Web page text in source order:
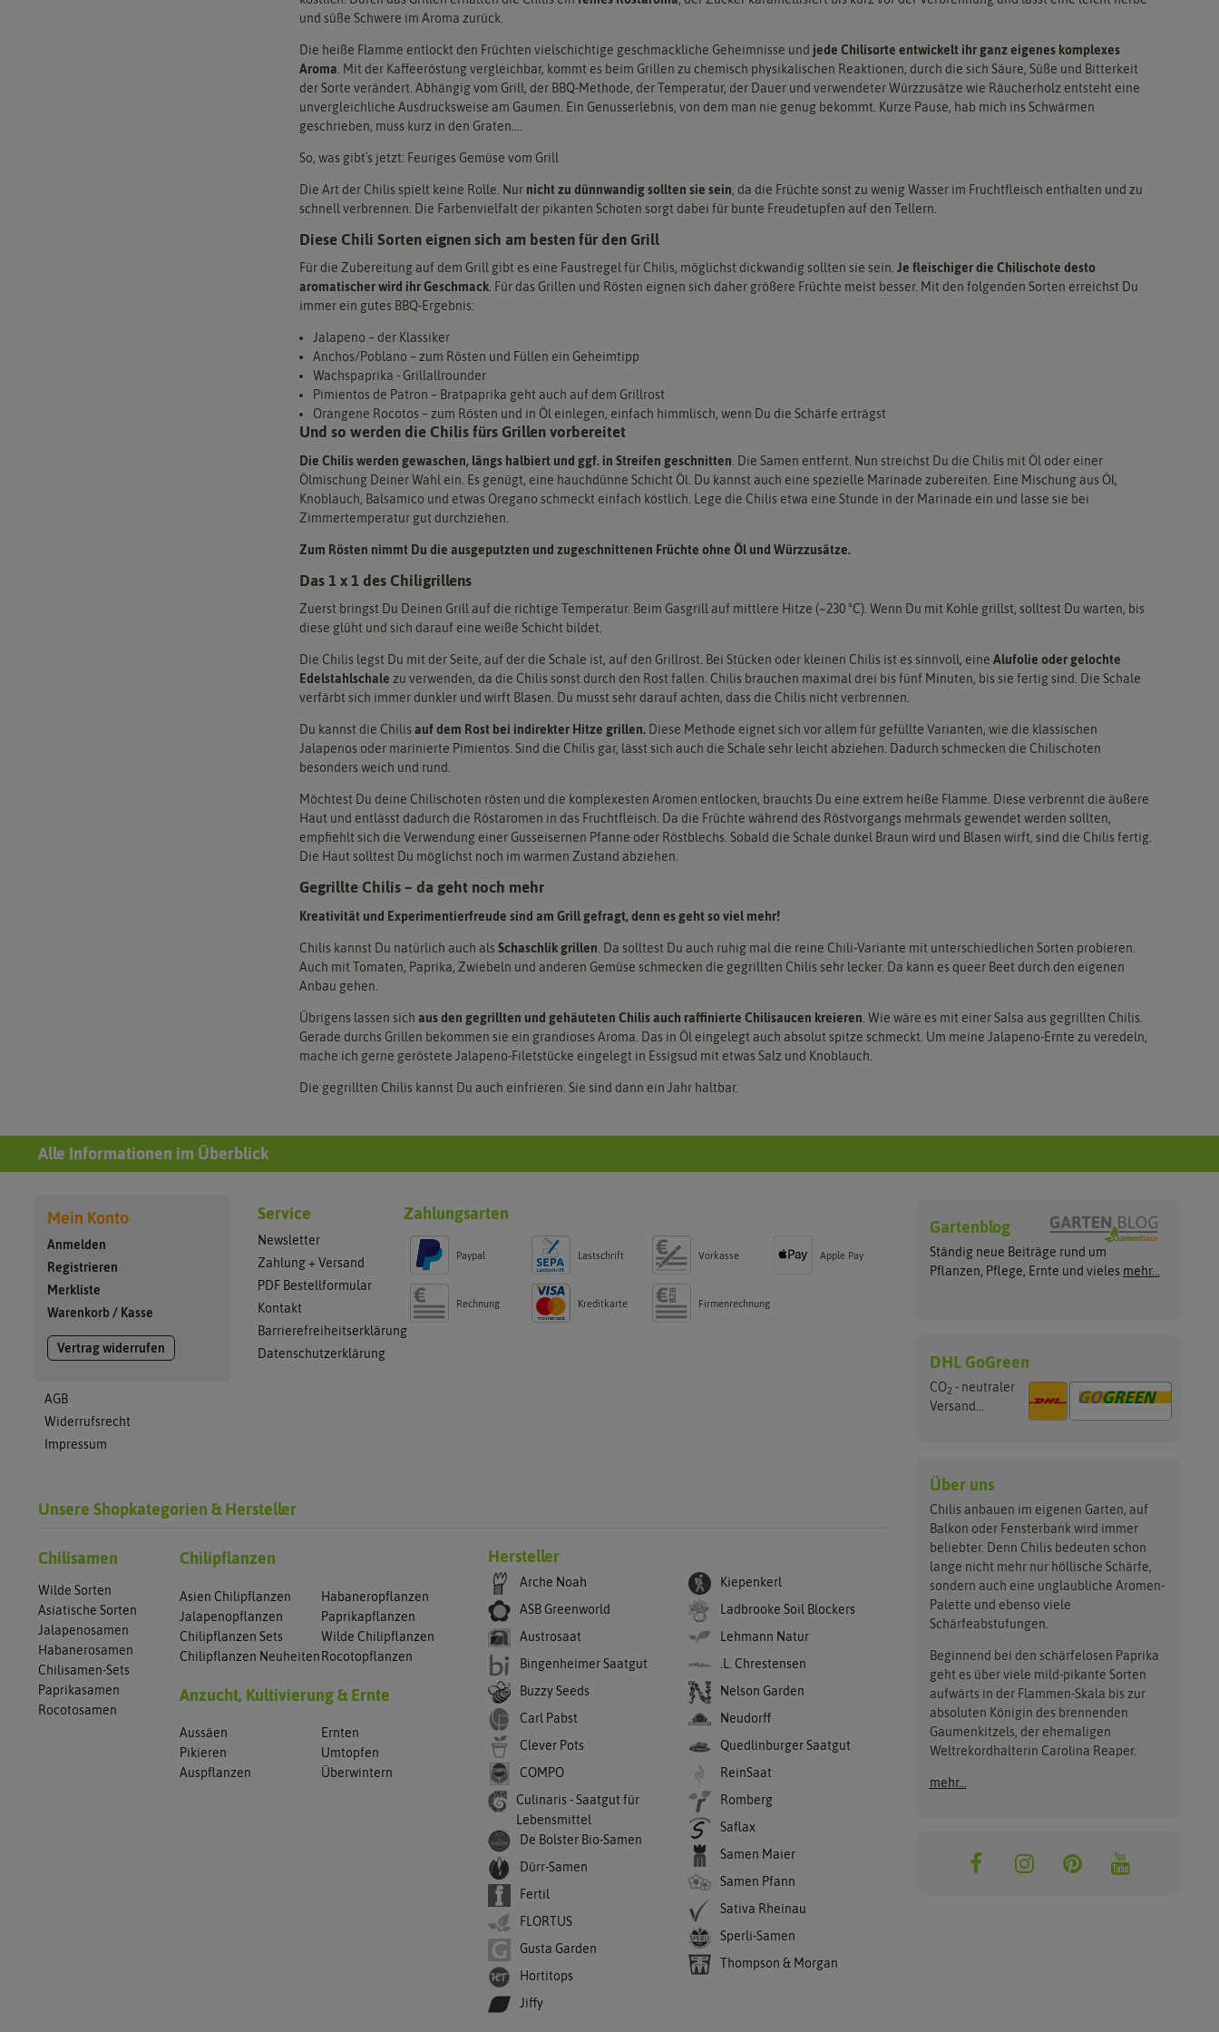
und süße Schwere im Aroma zurück.
Die heiße Flamme entlockt den Früchten vielschichtige geschmackliche Geheimnisse und jede Chilisorte entwickelt ihr ganz eigenes komplexes
Aroma . Mit der Kaffeeröstung vergleichbar, kommt es beim Grillen zu chemisch physikalischen Reaktionen, durch die sich Säure, Süße und Bitterkeit
der Sorte verändert. Abhängig vom Grill, der BBQ-Methode, der Temperatur, der Dauer und verwendeter Würzzusätze wie Räucherholz entsteht eine
unvergleichliche Ausdrucksweise am Gaumen. Ein Genusserlebnis, von dem man nie genug bekommt. Kurze Pause, hab mich ins Schwärmen
geschrieben, muss kurz in den Graten….
So, was gibt´s jetzt: Feuriges Gemüse vom Grill
Die Art der Chilis spielt keine Rolle. Nur nicht zu dünnwandig sollten sie sein, da die Früchte sonst zu wenig Wasser im Fruchtfleisch enthalten und zu
schnell verbrennen. Die Farbenvielfalt der pikanten Schoten sorgt dabei für bunte Freudetupfen auf den Tellern.
Diese Chili Sorten eignen sich am besten für den Grill
Für die Zubereitung auf dem Grill gibt es eine Faustregel für Chilis, möglichst dickwandig sollten sie sein. Je fleischiger die Chilischote desto
aromatischer wird ihr Geschmack. Für das Grillen und Rösten eignen sich daher größere Früchte meist besser. Mit den folgenden Sorten erreichst Du
immer ein gutes BBQ-Ergebnis:
Jalapeno – der Klassiker
Anchos/Poblano – zum Rösten und Füllen ein Geheimtipp
Wachspaprika - Grillallrounder
Pimientos de Patron – Bratpaprika geht auch auf dem Grillrost
Orangene Rocotos – zum Rösten und in Öl einlegen, einfach himmlisch, wenn Du die Schärfe erträgst
Und so werden die Chilis fürs Grillen vorbereitet
Die Chilis werden gewaschen, längs halbiert und ggf. in Streifen geschnitten . Die Samen entfernt. Nun streichst Du die Chilis mit Öl oder einer
Ölmischung Deiner Wahl ein. Es genügt, eine hauchdünne Schicht Öl. Du kannst auch eine spezielle Marinade zubereiten. Eine Mischung aus Öl,
Knoblauch, Balsamico und etwas Oregano schmeckt einfach köstlich. Lege die Chilis etwa eine Stunde in der Marinade ein und lasse sie bei
Zimmertemperatur gut durchziehen.
Zum Rösten nimmt Du die ausgeputzten und zugeschnittenen Früchte ohne Öl und Würzzusätze.
Das 1 x 1 des Chiligrillens
Zuerst bringst Du Deinen Grill auf die richtige Temperatur. Beim Gasgrill auf mittlere Hitze (~230 °C). Wenn Du mit Kohle grillst, solltest Du warten, bis
diese glüht und sich darauf eine weiße Schicht bildet.
Die Chilis legst Du mit der Seite, auf der die Schale ist, auf den Grillrost. Bei Stücken oder kleinen Chilis ist es sinnvoll, eine Alufolie oder gelochte
Edelstahlschale zu verwenden, da die Chilis sonst durch den Rost fallen. Chilis brauchen maximal drei bis fünf Minuten, bis sie fertig sind. Die Schale
verfärbt sich immer dunkler und wirft Blasen. Du musst sehr darauf achten, dass die Chilis nicht verbrennen.
Du kannst die Chilis auf dem Rost bei indirekter Hitze grillen. Diese Methode eignet sich vor allem für gefüllte Varianten, wie die klassischen
Jalapenos oder marinierte Pimientos. Sind die Chilis gar, lässt sich auch die Schale sehr leicht abziehen. Dadurch schmecken die Chilischoten
besonders weich und rund.
Möchtest Du deine Chilischoten rösten und die komplexesten Aromen entlocken, brauchts Du eine extrem heiße Flamme. Diese verbrennt die äußere
Haut und entlässt dadurch die Röstaromen in das Fruchtfleisch. Da die Früchte während des Röstvorgangs mehrmals gewendet werden sollten,
empfiehlt sich die Verwendung einer Gusseisernen Pfanne oder Röstblechs. Sobald die Schale dunkel Braun wird und Blasen wirft, sind die Chilis fertig.
Die Haut solltest Du möglichst noch im warmen Zustand abziehen.
Gegrillte Chilis – da geht noch mehr
Kreativität und Experimentierfreude sind am Grill gefragt, denn es geht so viel mehr!
Chilis kannst Du natürlich auch als Schaschlik grillen . Da solltest Du auch ruhig mal die reine Chili-Variante mit unterschiedlichen Sorten probieren.
Auch mit Tomaten, Paprika, Zwiebeln und anderen Gemüse schmecken die gegrillten Chilis sehr lecker. Da kann es queer Beet durch den eigenen
Anbau gehen.
Übrigens lassen sich aus den gegrillten und gehäuteten Chilis auch raffinierte Chilisaucen kreieren . Wie wäre es mit einer Salsa aus gegrillten Chilis.
Gerade durchs Grillen bekommen sie ein grandioses Aroma. Das in Öl eingelegt auch absolut spitze schmeckt. Um meine Jalapeno-Ernte zu veredeln,
mache ich gerne geröstete Jalapeno-Filetstücke eingelegt in Essigsud mit etwas Salz und Knoblauch.
Die gegrillten Chilis kannst Du auch einfrieren. Sie sind dann ein Jahr haltbar.
Alle Informationen im Überblick
Mein Konto
Anmelden
Registrieren
Merkliste
Warenkorb / Kasse
Vertrag widerrufen
AGB
Widerrufsrecht
Impressum
Service
Newsletter
Zahlung + Versand
PDF Bestellformular
Kontakt
Barrierefreiheitserklärung
Datenschutzerklärung
Zahlungsarten
Paypal Lastschrift Vorkasse Apple Pay
Rechnung Kreditkarte Firmenrechnung
Unsere Shopkategorien & Hersteller
Chilisamen
Wilde Sorten
Asiatische Sorten
Jalapenosamen
Habanerosamen
Chilisamen-Sets
Paprikasamen
Rocotosamen
Chilipflanzen
Asien Chilipflanzen
Habaneropflanzen
Jalapenopflanzen
Paprikapflanzen
Chilipflanzen Sets
Wilde Chilipflanzen
Chilipflanzen Neuheiten Rocotopflanzen
Anzucht, Kultivierung & Ernte
Aussäen
Ernten
Pikieren
Umtopfen
Auspflanzen
Überwintern
Hersteller
Arche Noah
ASB Greenworld
Austrosaat
Bingenheimer Saatgut
Buzzy Seeds
Carl Pabst
Clever Pots
COMPO
Culinaris - Saatgut für
Lebensmittel
De Bolster Bio-Samen
Dürr-Samen
Fertil
FLORTUS
Gusta Garden
Hortitops
Jiffy
Kiepenkerl
Ladbrooke Soil Blockers
Lehmann Natur
.L. Chrestensen
Nelson Garden
Neudorff
Quedlinburger Saatgut
ReinSaat
Romberg
Saflax
Samen Maier
Samen Pfann
Sativa Rheinau
Sperli-Samen
Thompson & Morgan
Gartenblog
Ständig neue Beiträge rund um
Pflanzen, Pflege, Ernte und vieles mehr...
DHL GoGreen
CO2 - neutraler
Versand...
Über uns
Chilis anbauen im eigenen Garten, auf
Balkon oder Fensterbank wird immer
beliebter. Denn Chilis bedeuten schon
lange nicht mehr nur höllische Schärfe,
sondern auch eine unglaubliche Aromen-
Palette und ebenso viele
Schärfeabstufungen.
Beginnend bei den schärfelosen Paprika
geht es über viele mild-pikante Sorten
aufwärts in der Flammen-Skala bis zur
absoluten Königin des brennenden
Gaumenkitzels, der ehemaligen
Weltrekordhalterin Carolina Reaper.
mehr...